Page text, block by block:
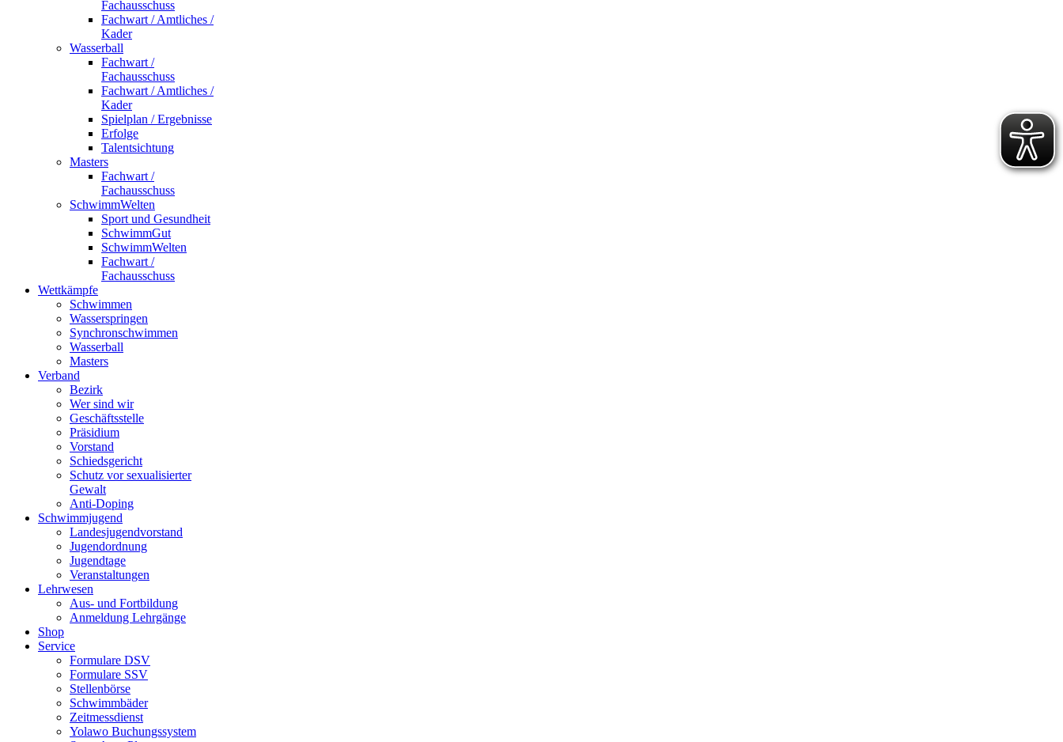
Fachausschuss
Fachwart / Amtliches /
Kader
Wasserball
Fachwart /
Fachausschuss
Fachwart / Amtliches /
Kader
Spielplan / Ergebnisse
Erfolge
Talentsichtung
Masters
Fachwart /
Fachausschuss
SchwimmWelten
Sport und Gesundheit
SchwimmGut
SchwimmWelten
Fachwart /
Fachausschuss
Wettkämpfe
Schwimmen
Wasserspringen
Synchronschwimmen
Wasserball
Masters
Verband
Bezirk
Wer sind wir
Geschäftsstelle
Präsidium
Vorstand
Schiedsgericht
Schutz vor sexualisierter
Gewalt
Anti-Doping
Schwimmjugend
Landesjugendvorstand
Jugendordnung
Jugendtage
Veranstaltungen
Lehrwesen
Aus- und Fortbildung
Anmeldung Lehrgänge
Shop
Service
Formulare DSV
Formulare SSV
Stellenbörse
Schwimmbäder
Zeitmessdienst
Yolawo Buchungssystem